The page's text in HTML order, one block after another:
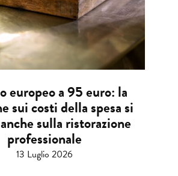
europeo a 95 euro: la
sui costi della spesa si
sulla ristorazione
professionale
13 Luglio 2026